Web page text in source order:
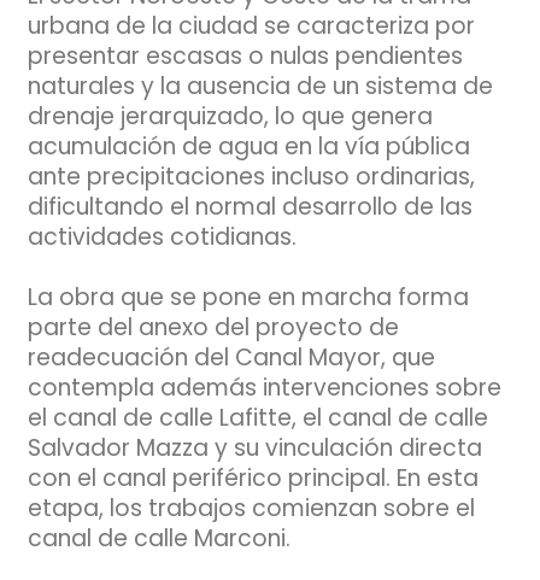
urbana de la ciudad se caracteriza por
presentar escasas o nulas pendientes
naturales y la ausencia de un sistema de
drenaje jerarquizado, lo que genera
acumulación de agua en la vía pública
ante precipitaciones incluso ordinarias,
dificultando el normal desarrollo de las
actividades cotidianas.
La obra que se pone en marcha forma
parte del anexo del proyecto de
readecuación del Canal Mayor, que
contempla además intervenciones sobre
el canal de calle Lafitte, el canal de calle
Salvador Mazza y su vinculación directa
con el canal periférico principal. En esta
etapa, los trabajos comienzan sobre el
canal de calle Marconi.